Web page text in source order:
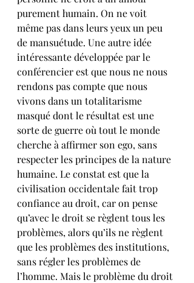
purement humain. On ne voit
même pas dans leurs yeux un peu
de mansuétude. Une autre idée
intéressante développée par le
conférencier est que nous ne nous
rendons pas compte que nous
vivons dans un totalitarisme
masqué dont le résultat est une
sorte de guerre où tout le monde
cherche à affirmer son ego, sans
respecter les principes de la nature
humaine. Le constat est que la
civilisation occidentale fait trop
confiance au droit, car on pense
qu’avec le droit se règlent tous les
problèmes, alors qu’ils ne règlent
que les problèmes des institutions,
sans régler les problèmes de
l’homme. Mais le problème du droit